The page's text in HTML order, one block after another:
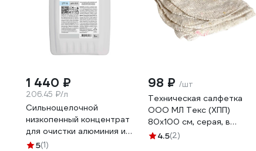
1 440 ₽
206.45 ₽/л
Сильнощелочной
низкопенный концентрат
для очистки алюминия и
его сплавов PRO-BRITE
5(1)
98 ₽ /шт
Техническая салфетка
ООО МЛ Текс (ХПП)
80x100 см, серая, в
индивидуальном пакете
4.5(2)